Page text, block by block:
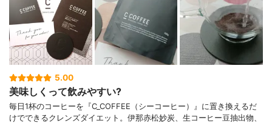
5.00
美味しくって飲みやすい?
毎日1杯のコーヒーを『C_COFFEE（シーコーヒー）』に置き換えるだ
けでできるクレンズダイエット。伊那赤松妙炭、生コーヒー豆抽出物、